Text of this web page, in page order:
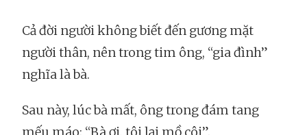
Cả đời người không biết đến gương mặt
người thân, nên trong tim ông, “gia đình”
nghĩa là bà.
Sau này, lúc bà mất, ông trong đám tang